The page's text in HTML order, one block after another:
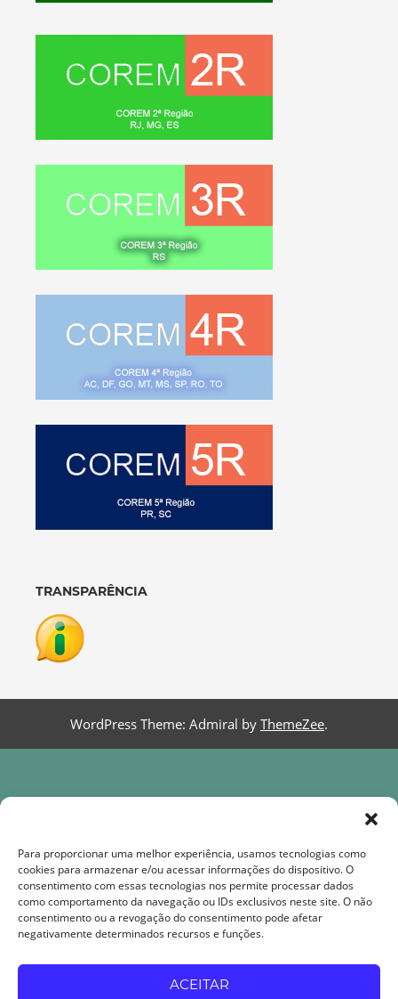
Para proporcionar uma melhor experiência, usamos tecnologias como
cookies para armazenar e/ou acessar informações do dispositivo. O
consentimento com essas tecnologias nos permite processar dados
como comportamento da navegação ou IDs exclusivos neste site. O não
consentimento ou a revogação do consentimento pode afetar
negativamente determinados recursos e funções.
ACEITAR
TRANSPARÊNCIA
WordPress Theme: Admiral by ThemeZee.
Rua Álvaro Alvim, nº 48, Sala 1006, Centro CEP
cofem.museologia@gmail.com